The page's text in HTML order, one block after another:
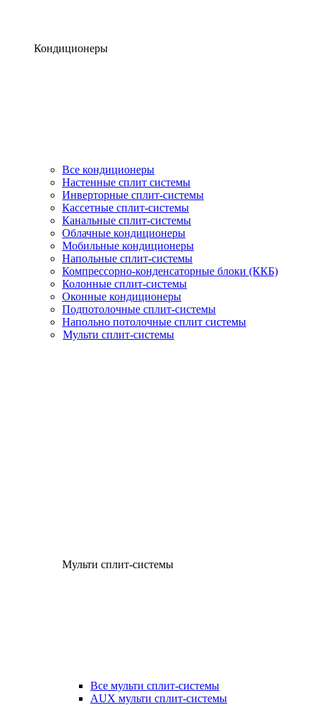
Кондиционеры
Все кондиционеры
Настенные сплит системы
Инверторные сплит-системы
Кассетные сплит-системы
Канальные сплит-системы
Облачные кондиционеры
Мобильные кондиционеры
Напольные сплит-системы
Компрессорно-конденсаторные блоки (ККБ)
Колонные сплит-системы
Оконные кондиционеры
Подпотолочные сплит-системы
Напольно потолочные сплит системы
Мульти сплит-системы
Мульти сплит-системы
Все мульти сплит-системы
AUX мульти сплит-системы